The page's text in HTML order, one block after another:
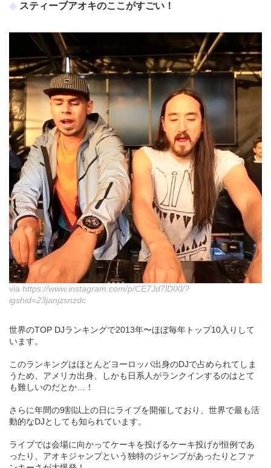
スティーブアオキのここがすごい！
via https://www.instagram.com/p/CE7Jd7lDlXl/?
igshid=23janjzsnzdc
世界のTOP DJランキングで2013年〜ほぼ毎年トップ10入りして
います。
このランキングはほとんどヨーロッパ出身のDJで占められてしま
うため、アメリカ出身、しかも日系人がランクインするのはとて
も難しいのだとか…！
さらに年間の9割以上の日にライブを開催しており、世界で最も活
動的なDJとしても知られています。
ライブでは会場に向かってケーキを投げるケーキ投げが恒例であ
ったり、アオキジャンプという独特のジャンプがあったりとファ